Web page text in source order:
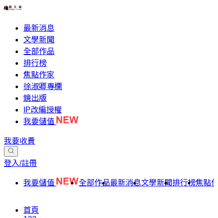
最新消息
文學新聞
全部作品
排行榜
焦點作家
徐淑卿專欄
鏡出版
IP改編授權
我要儲值
我要收費
登入/註冊
我要儲值 全部作品最新消息文學新聞排行榜焦點
首頁